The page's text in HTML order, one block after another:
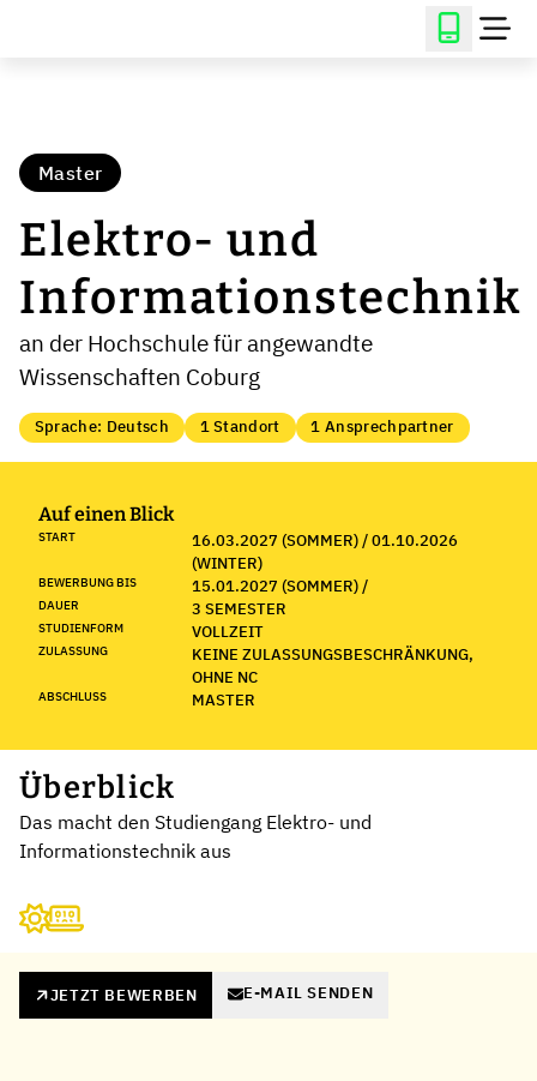
Master
Elektro- und
Informationstechnik
an der Hochschule für angewandte
Wissenschaften Coburg
Sprache: Deutsch 1 Standort 1 Ansprechpartner
Auf einen Blick
START
16.03.2027 (SOMMER) / 01.10.2026
(WINTER)
BEWERBUNG BIS 15.01.2027 (SOMMER) /
DAUER 3 SEMESTER
STUDIENFORM VOLLZEIT
ZULASSUNG
KEINE ZULASSUNGSBESCHRÄNKUNG,
OHNE NC
ABSCHLUSS MASTER
Überblick
Das macht den Studiengang Elektro- und
Informationstechnik aus
JETZT BEWERBEN E-MAIL SENDEN